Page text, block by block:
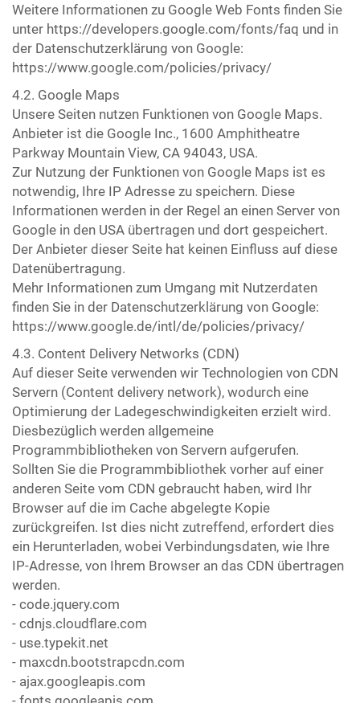
Weitere Informationen zu Google Web Fonts finden Sie
unter https://developers.google.com/fonts/faq und in
der Datenschutzerklärung von Google:
https://www.google.com/policies/privacy/
4.2. Google Maps
Unsere Seiten nutzen Funktionen von Google Maps.
Anbieter ist die Google Inc., 1600 Amphitheatre
Parkway Mountain View, CA 94043, USA.
Zur Nutzung der Funktionen von Google Maps ist es
notwendig, Ihre IP Adresse zu speichern. Diese
Informationen werden in der Regel an einen Server von
Google in den USA übertragen und dort gespeichert.
Der Anbieter dieser Seite hat keinen Einfluss auf diese
Datenübertragung.
Mehr Informationen zum Umgang mit Nutzerdaten
finden Sie in der Datenschutzerklärung von Google:
https://www.google.de/intl/de/policies/privacy/
4.3. Content Delivery Networks (CDN)
Auf dieser Seite verwenden wir Technologien von CDN
Servern (Content delivery network), wodurch eine
Optimierung der Ladegeschwindigkeiten erzielt wird.
Diesbezüglich werden allgemeine
Programmbibliotheken von Servern aufgerufen.
Sollten Sie die Programmbibliothek vorher auf einer
anderen Seite vom CDN gebraucht haben, wird Ihr
Browser auf die im Cache abgelegte Kopie
zurückgreifen. Ist dies nicht zutreffend, erfordert dies
ein Herunterladen, wobei Verbindungsdaten, wie Ihre
IP-Adresse, von Ihrem Browser an das CDN übertragen
werden.
- code.jquery.com
- cdnjs.cloudflare.com
- use.typekit.net
- maxcdn.bootstrapcdn.com
- ajax.googleapis.com